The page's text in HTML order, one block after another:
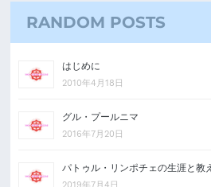
RANDOM POSTS
はじめに
2010年4月18日
グル・プールニマ
2016年7月20日
パトゥル・リンポチェの生涯と教
2019年7月4日